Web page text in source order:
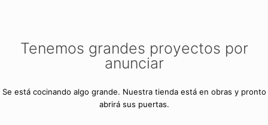
Tenemos grandes proyectos por
anunciar
Se está cocinando algo grande. Nuestra tienda está en obras y pronto
abrirá sus puertas.